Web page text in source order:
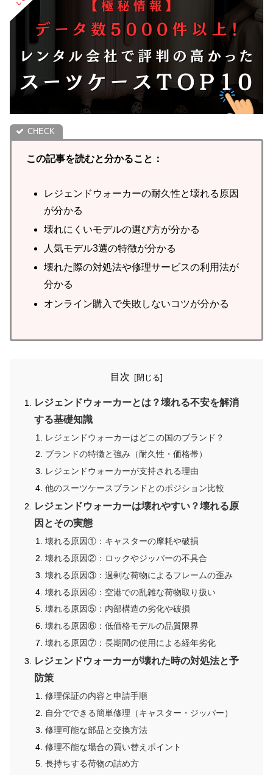
この記事を読むと分かること：
レジェンドウォーカーの耐久性と壊れる原因
が分かる
壊れにくいモデルの選び方が分かる
人気モデル3選の特徴が分かる
壊れた際の対処法や修理サービスの利用法が
分かる
オンライン購入で失敗しないコツが分かる
目次
レジェンドウォーカーとは？壊れる不安を解消
する基礎知識
レジェンドウォーカーはどこの国のブランド？
ブランドの特徴と強み（耐久性・価格帯）
レジェンドウォーカーが支持される理由
他のスーツケースブランドとのポジション比較
レジェンドウォーカーは壊れやすい？壊れる原
因とその実態
壊れる原因①：キャスターの摩耗や破損
壊れる原因②：ロックやジッパーの不具合
壊れる原因③：過剰な荷物によるフレームの歪み
壊れる原因④：空港での乱雑な荷物取り扱い
壊れる原因⑤：内部構造の劣化や破損
壊れる原因⑥：低価格モデルの品質限界
壊れる原因⑦：長期間の使用による経年劣化
レジェンドウォーカーが壊れた時の対処法と予
防策
修理保証の内容と申請手順
自分でできる簡単修理（キャスター・ジッパー）
修理可能な部品と交換方法
修理不能な場合の買い替えポイント
長持ちする荷物の詰め方